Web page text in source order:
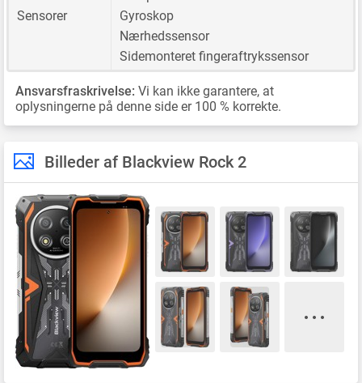
Sensorer
Gyroskop
Nærhedssensor
Sidemonteret fingeraftrykssensor
Ansvarsfraskrivelse: Vi kan ikke garantere, at
oplysningerne på denne side er 100 % korrekte.
Billeder af Blackview Rock 2